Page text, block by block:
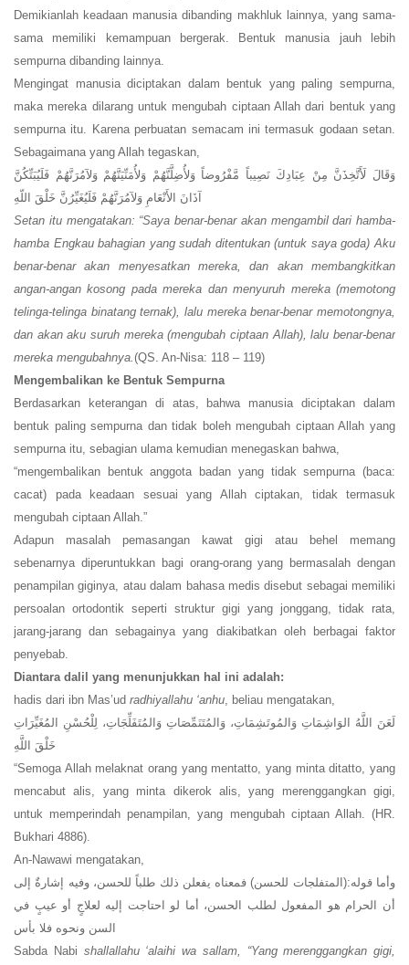
Demikianlah keadaan manusia dibanding makhluk lainnya, yang sama-
sama memiliki kemampuan bergerak. Bentuk manusia jauh lebih
sempurna dibanding lainnya.
Mengingat manusia diciptakan dalam bentuk yang paling sempurna,
maka mereka dilarang untuk mengubah ciptaan Allah dari bentuk yang
sempurna itu. Karena perbuatan semacam ini termasuk godaan setan.
Sebagaimana yang Allah tegaskan,
وَقَالَ لَأَتَّخِذَنَّ مِنْ عِبَادِكَ نَصِيباً مَّفْرُوضاً وَلأُضِلَّنَّهُمْ وَلأُمَنِّيَنَّهُمْ وَلآمُرَنَّهُمْ فَلَيُبَتِّكُنَّ
آذَانَ الأَنْعَامِ وَلآمُرَنَّهُمْ فَلَيُغَيِّرُنَّ خَلْقَ اللّهِ
Setan itu mengatakan: “Saya benar-benar akan mengambil dari hamba-
hamba Engkau bahagian yang sudah ditentukan (untuk saya goda) Aku
benar-benar akan menyesatkan mereka, dan akan membangkitkan
angan-angan kosong pada mereka dan menyuruh mereka (memotong
telinga-telinga binatang ternak), lalu mereka benar-benar memotongnya,
dan akan aku suruh mereka (mengubah ciptaan Allah), lalu benar-benar
mereka mengubahnya. (QS. An-Nisa: 118 – 119)
Mengembalikan ke Bentuk Sempurna
Berdasarkan keterangan di atas, bahwa manusia diciptakan dalam
bentuk paling sempurna dan tidak boleh mengubah ciptaan Allah yang
sempurna itu, sebagian ulama kemudian menegaskan bahwa,
“mengembalikan bentuk anggota badan yang tidak sempurna (baca:
cacat) pada keadaan sesuai yang Allah ciptakan, tidak termasuk
mengubah ciptaan Allah.”
Adapun masalah pemasangan kawat gigi atau behel memang
sebenarnya diperuntukkan bagi orang-orang yang bermasalah dengan
penampilan giginya, atau dalam bahasa medis disebut sebagai memiliki
persoalan ortodontik seperti struktur gigi yang jonggang, tidak rata,
jarang-jarang dan sebagainya yang diakibatkan oleh berbagai faktor
penyebab.
Diantara dalil yang menunjukkan hal ini adalah:
hadis dari ibn Mas’ud radhiyallahu ‘anhu , beliau mengatakan,
لَعَنَ اللَّهُ الوَاشِمَاتِ وَالمُوتَشِمَاتِ، وَالمُتَنَمِّصَاتِ وَالمُتَفَلِّجَاتِ، لِلْحُسْنِ المُغَيِّرَاتِ
خَلْقَ اللَّهِ
“Semoga Allah melaknat orang yang mentatto, yang minta ditatto, yang
mencabut alis, yang minta dikerok alis, yang merenggangkan gigi,
untuk memperindah penampilan, yang mengubah ciptaan Allah. (HR.
Bukhari 4886).
An-Nawawi mengatakan,
وأما قوله:(المتفلجات للحسن) فمعناه يفعلن ذلك طلباً للحسن، وفيه إشارةٌ إلى
أن الحرام هو المفعول لطلب الحسن، أما لو احتاجت إليه لعلاجٍ أو عيبٍ في
السن ونحوه فلا بأس
Sabda Nabi shallallahu ‘alaihi wa sallam, “Yang merenggangkan gigi,